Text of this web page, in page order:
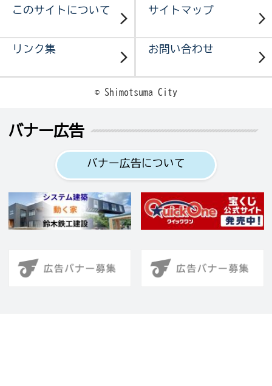
このサイトについて サイトマップ
リンク集 お問い合わせ
© Shimotsuma City
バナー広告
バナー広告について